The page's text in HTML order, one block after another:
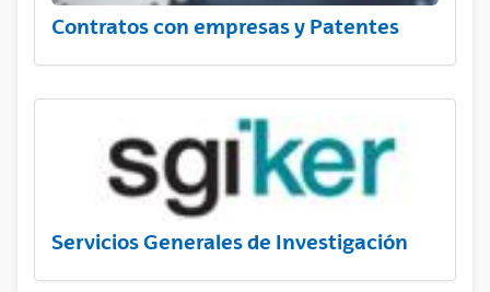
Contratos con empresas y Patentes
Servicios Generales de Investigación